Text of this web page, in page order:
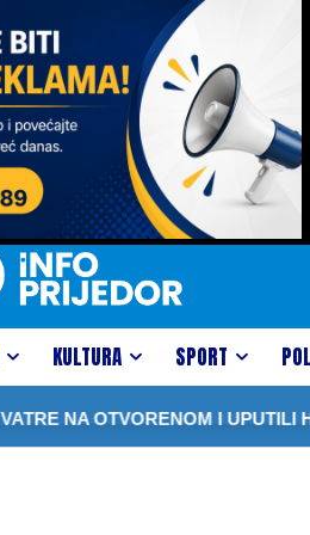
KULTURA SPORT
NA OTVORENOM I UPUTILI